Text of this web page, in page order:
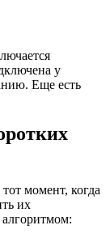
у
Еще есть
момент, когда
их
алгоритмом: